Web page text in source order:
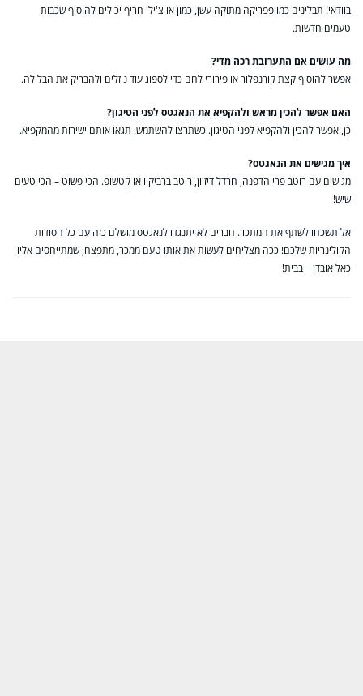
בוודאי! תבלינים כמו פפריקה מתוקה עשן, כמון או צ'ילי חריף יכולים להוסיף שכבות
טעמים חדשות.
מה עושים אם התערובת רכה מדי?
אפשר להוסיף קצת קורנפלור או פירורי לחם כדי לספוג עוד נוזלים ולהבריק את הבלילה.
האם אפשר להכין מראש ולהקפיא את הנאגטס לפני הטיגון?
כן, אפשר להכין ולהקפיא לפני הטיגון. כשתרצו להשתמש, תגאו אותם ישירות מהמקפיא.
איך מגישים את הנאגטס?
מגישים עם רוטב פרי הדפנה, חרדל דיז'ון, רוטב ברביקיו או קטשופ. הכי פשוט – הכי טעים
שיש!
אל תשכחו לשתף את המתכון. חברים לא יתנגדו לנאגטס מושלם כזה עם כל הסודות
הקולינריות שלכם! ככה מצליחים לעשות את אותו טעם ממכר, מתפצח, שמתייחסים אליו
כאל אובדן – בבית!